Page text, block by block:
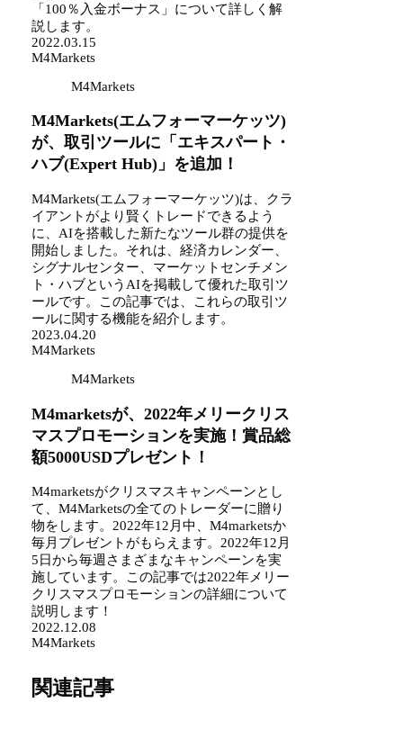
「100％入金ボーナス」について詳しく解
説します。
2022.03.15
M4Markets
M4Markets
M4Markets(エムフォーマーケッツ)
が、取引ツールに「エキスパート・
ハブ(Expert Hub)」を追加！
M4Markets(エムフォーマーケッツ)は、クラ
イアントがより賢くトレードできるよう
に、AIを搭載した新たなツール群の提供を
開始しました。それは、経済カレンダー、
シグナルセンター、マーケットセンチメン
ト・ハブというAIを掲載して優れた取引ツ
ールです。この記事では、これらの取引ツ
ールに関する機能を紹介します。
2023.04.20
M4Markets
M4Markets
M4marketsが、2022年メリークリス
マスプロモーションを実施！賞品総
額5000USDプレゼント！
M4marketsがクリスマスキャンペーンとし
て、M4Marketsの全てのトレーダーに贈り
物をします。2022年12月中、M4marketsか
毎月プレゼントがもらえます。2022年12月
5日から毎週さまざまなキャンペーンを実
施しています。この記事では2022年メリー
クリスマスプロモーションの詳細について
説明します！
2022.12.08
M4Markets
関連記事